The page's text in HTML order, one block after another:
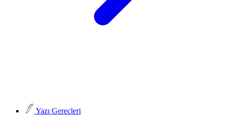
Yazı Gereçleri